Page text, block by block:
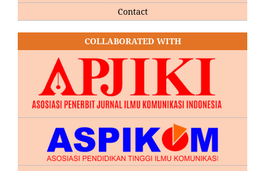
Contact
COLLABORATED WITH